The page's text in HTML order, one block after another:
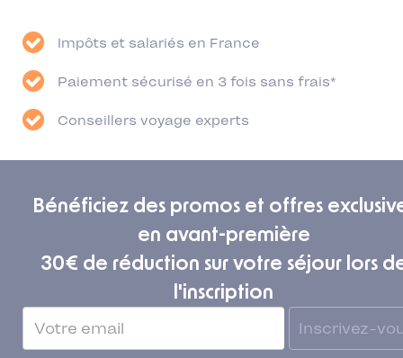
Impôts et salariés en France
Paiement sécurisé en 3 fois sans frais*
Conseillers voyage experts
Bénéficiez des promos et offres
en avant-première
30€ de réduction sur votre séjour lors
l'inscription
Inscrivez-